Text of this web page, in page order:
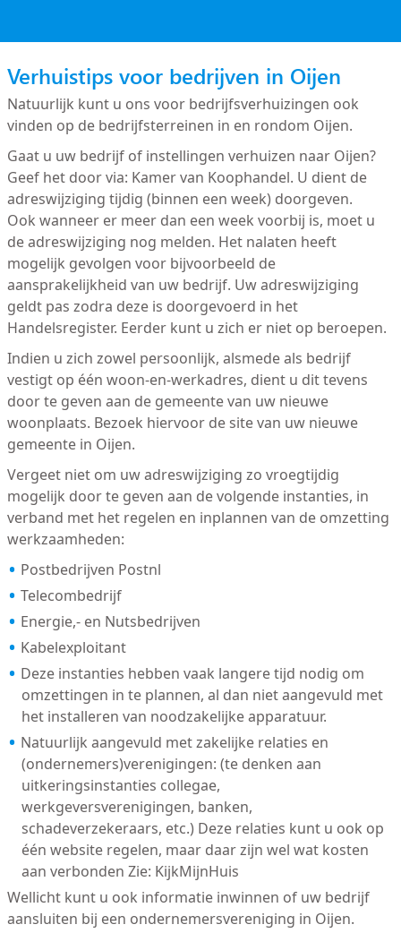
Verhuistips voor bedrijven in Oijen
Natuurlijk kunt u ons voor bedrijfsverhuizingen ook
vinden op de bedrijfsterreinen in en rondom Oijen.
Gaat u uw bedrijf of instellingen verhuizen naar Oijen?
Geef het door via: Kamer van Koophandel. U dient de
adreswijziging tijdig (binnen een week) doorgeven.
Ook wanneer er meer dan een week voorbij is, moet u
de adreswijziging nog melden. Het nalaten heeft
mogelijk gevolgen voor bijvoorbeeld de
aansprakelijkheid van uw bedrijf. Uw adreswijziging
geldt pas zodra deze is doorgevoerd in het
Handelsregister. Eerder kunt u zich er niet op beroepen.
Indien u zich zowel persoonlijk, alsmede als bedrijf
vestigt op één woon-en-werkadres, dient u dit tevens
door te geven aan de gemeente van uw nieuwe
woonplaats. Bezoek hiervoor de site van uw nieuwe
gemeente in Oijen.
Vergeet niet om uw adreswijziging zo vroegtijdig
mogelijk door te geven aan de volgende instanties, in
verband met het regelen en inplannen van de omzetting
werkzaamheden:
Postbedrijven Postnl
Telecombedrijf
Energie,- en Nutsbedrijven
Kabelexploitant
Deze instanties hebben vaak langere tijd nodig om
omzettingen in te plannen, al dan niet aangevuld met
het installeren van noodzakelijke apparatuur.
Natuurlijk aangevuld met zakelijke relaties en
(ondernemers)verenigingen: (te denken aan
uitkeringsinstanties collegae,
werkgeversverenigingen, banken,
schadeverzekeraars, etc.) Deze relaties kunt u ook op
één website regelen, maar daar zijn wel wat kosten
aan verbonden Zie: KijkMijnHuis
Wellicht kunt u ook informatie inwinnen of uw bedrijf
aansluiten bij een ondernemersvereniging in Oijen.